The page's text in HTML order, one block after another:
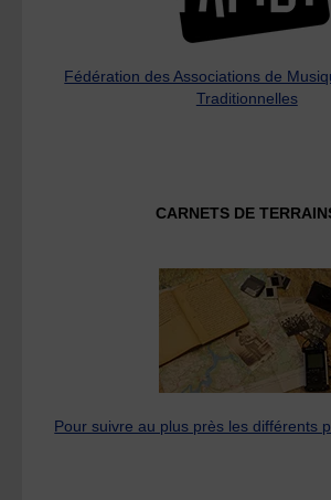
Fédération des Associations de
Traditionnelles
CARNETS DE
Pour suivre au plus près les différents